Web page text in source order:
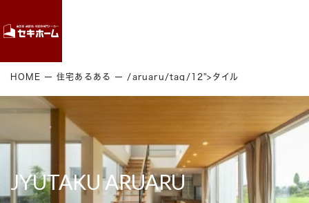
HOME 住宅あるある /aruaru/tag/12">タイル
JYUTAKU ARUARU